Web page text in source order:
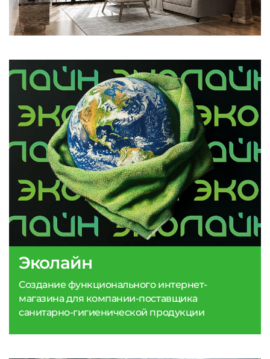
Эколайн
Создание функционального интернет-
магазина для компании-поставщика
санитарно-гигиенической продукции